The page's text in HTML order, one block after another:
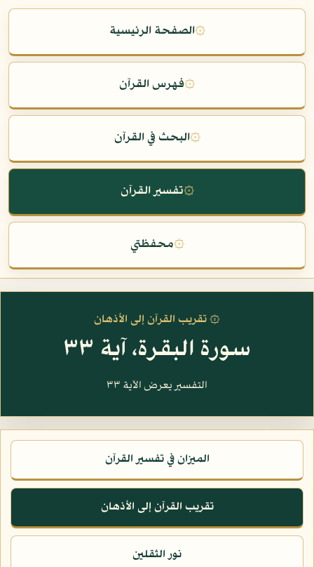
۞الصفحة الرئيسية
۞فهرس القرآن
۞البحث في القرآن
۞تفسير القرآن
۞محفظتي
۞ تقريب القرآن إلى الأذهان
سورة البقرة، آية ٣٣
التفسير يعرض الآية ٣٣
الميزان في تفسير القرآن
تقريب القرآن إلى الأذهان
نور الثقلين